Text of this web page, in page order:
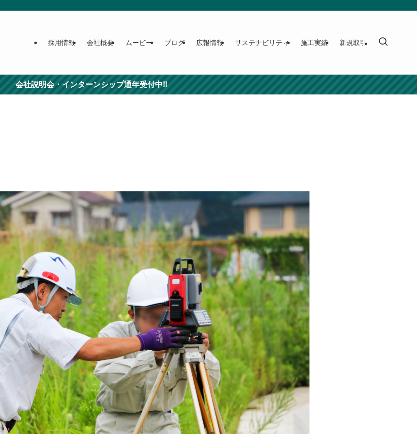
採用情報 会社概要 ムービー ブログ 広報情報 サステナビリティ 施工実績 新規取引
会社説明会・インターンシップ通年受付中‼